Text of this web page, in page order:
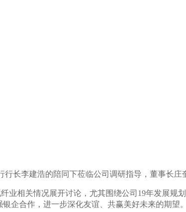
长李建浩的陪同下莅临公司调研指导，董事长庄
业相关情况展开讨论， 尤其围绕公司19年发展规划
企合作，进一步深化友谊、共赢美好未来的期望。